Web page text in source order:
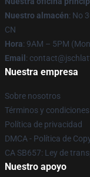
Nuestro almacén: No
CN
Hora: 9AM – 5PM
Email :
Nuestra empresa
Sobre nosotros
Términos y condiciones
Política de privacidad
DMCA - Política de
CA SB657: Ley de
Nuestro apoyo